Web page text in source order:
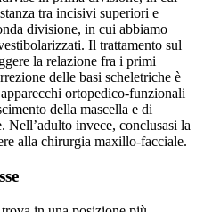
tra incisivi superiori e
divisione, in cui abbiamo
Il trattamento sul
la relazione fra i primi
delle basi scheletriche è
ortopedico-funzionali
della mascella e di
Nell’adulto invece, conclusasi la
alla chirurgia maxillo-facciale.